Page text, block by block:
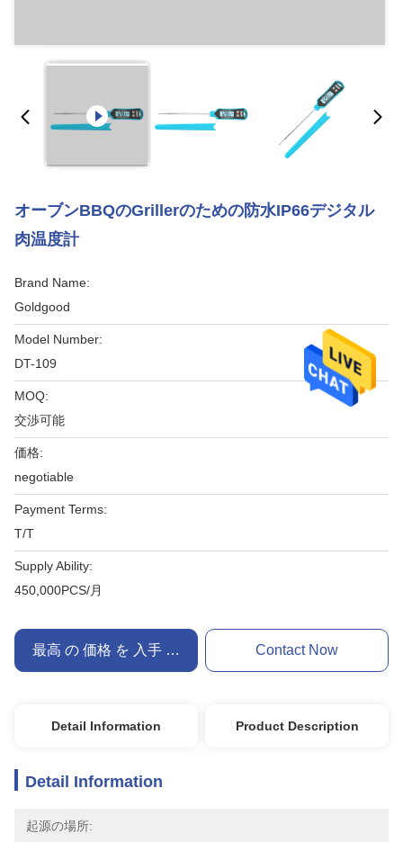
オーブンBBQのGrillerのための防水IP66デジタル
肉温度計
Brand Name:
Goldgood
Model Number:
DT-109
MOQ:
交渉可能
価格:
negotiable
Payment Terms:
T/T
Supply Ability:
450,000PCS/月
最高 の 価格 を 入手 する Contact Now
Detail Information Product Description
Detail Information
起源の場所: